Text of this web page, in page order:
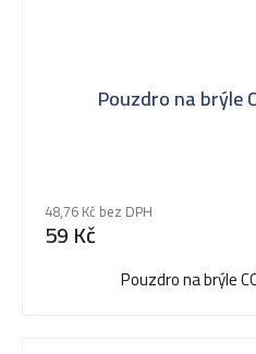
Pouzdro na brýle
48,76 Kč bez DPH
59 Kč
Pouzdro na brýle